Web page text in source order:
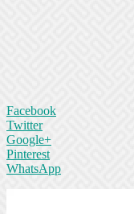
Facebook
Twitter
Google+
Pinterest
WhatsApp